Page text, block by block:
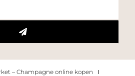
– Champagne online kopen